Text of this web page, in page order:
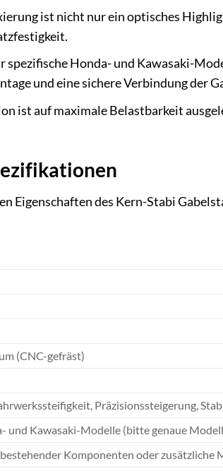
ist nicht nur ein optisches
spezifische Honda- und Kawasaki-
und eine sichere Verbindung der
ist auf maximale Belastbarkeit
Eigenschaften des Kern-Stabi
(CNC-gefräst)
Präzisionssteigerung,
und Kawasaki-Modelle (bitte genaue
Komponenten oder zusätzliche